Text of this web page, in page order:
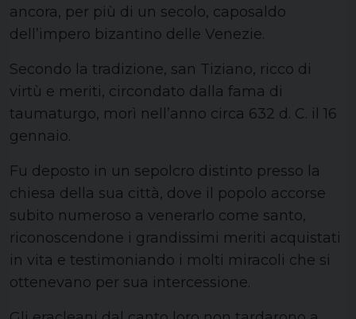
ancora, per più di un secolo, caposaldo
dell’impero bizantino delle Venezie.
Secondo la tradizione, san Tiziano, ricco di
virtù e meriti, circondato dalla fama di
taumaturgo, morì nell’anno circa 632 d. C. il 16
gennaio.
Fu deposto in un sepolcro distinto presso la
chiesa della sua città, dove il popolo accorse
subito numeroso a venerarlo come santo,
riconoscendone i grandissimi meriti acquistati
in vita e testimoniando i molti miracoli che si
ottenevano per sua intercessione.